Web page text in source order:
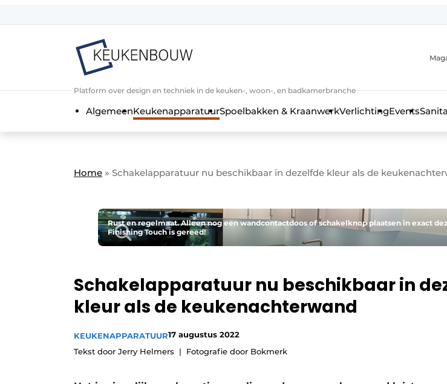
Algemene voorwaarden
Contact
Keukenbouw | Platform over design en techniek in de keuken-, woon-, en
Nieuwsbrief
Podcasts
Vacature aanmelden
Video’s
Platform over design en techniek in de keuken-, woon-, en badkamerbranche
AlgemeenKeukenapparatuurSpoelbakken & KraanwerkVerlichtingEvents
Home » Schakelapparatuur nu beschikbaar in dezelfde kleur als de
Rust en regelmaat. Alleen nog een wandcontactdoos of schakelknop plaatsen in exact
Finishing Touch is gereed!
Schakelapparatuur nu beschikbaar in
kleur als de keukenachterwand
KEUKENAPPARATUUR17 augustus 2022
Tekst door Jerry Helmers
Fotografie door Bokmerk